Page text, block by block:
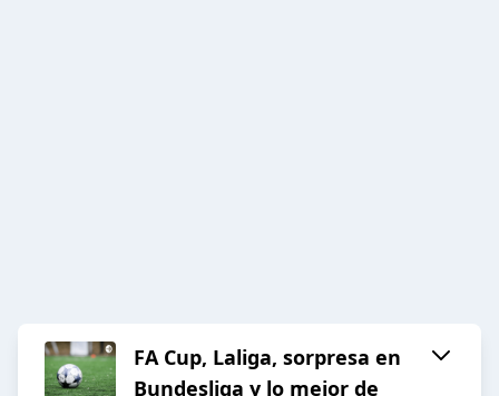
FA Cup, Laliga, sorpresa en
Bundesliga y lo mejor de